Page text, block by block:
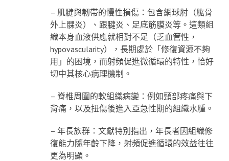
– 肌腱與韌帶的慢性損傷：包含網球肘（肱骨
外上髁炎）、跟腱炎、足底筋膜炎等。這類組
織本身血液供應就相對不足（乏血管性，
hypovascularity），長期處於「修復資源不夠
用」的困境，而射頻促進微循環的特性，恰好
切中其核心病理機制。
– 脊椎周圍的軟組織病變：例如頸部疼痛與下
背痛，以及扭傷後進入亞急性期的組織水腫。
– 年長族群：文獻特別指出，年長者因組織修
復能力隨年齡下降，射頻促進循環的效益往往
更為明顯。